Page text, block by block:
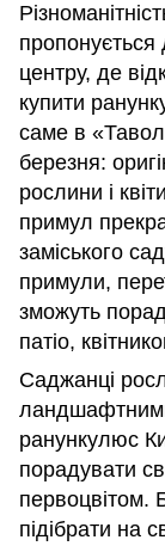
пропонується
центру, де
купити
саме в
березня:
рослини і
примул
заміського
примули,
зможуть
патіо,
Саджанці
ранункулюс
порадувати
первоцвітом.
підібрати на